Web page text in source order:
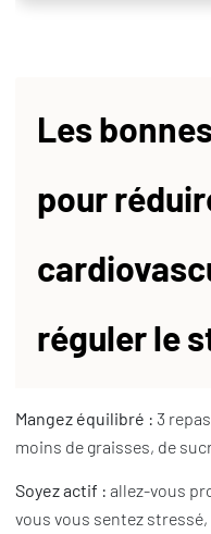
Les
pour
réguler le
Mangez équilibré : 3
moins de graisses, de
Soyez actif : allez-vous
vous vous sentez